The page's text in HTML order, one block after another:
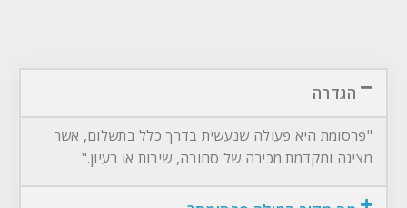
הגדרה
"פרסומת היא פעולה שנעשית בדרך כלל בתשלום, אשר
מציגה ומקדמת מכירה של סחורה, שירות או רעיון."